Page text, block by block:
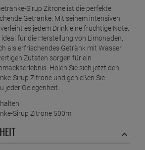
Sirup Zitrone ist die perfekte
Getränke. Mit seinem intensiven
es jedem Drink eine fruchtige Note.
für die Herstellung von Limonaden,
als erfrischendes Getränk mit Wasser
Zutaten sorgen für ein
Holen Sie sich jetzt den
Sirup Zitrone und genießen Sie
jeder Gelegenheit.
Sirup Zitrone 500ml